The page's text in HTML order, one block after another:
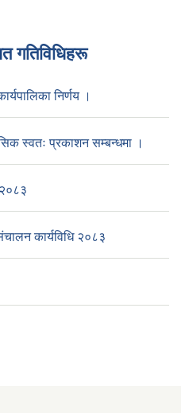
गतिविधिहरू
निर्णय ।
स्वतः प्रकाशन सम्बन्धमा ।
कार्यविधि २०८३